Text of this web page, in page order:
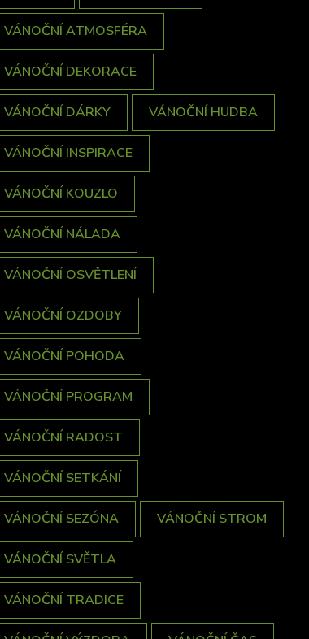
VÁNOČNÍ ATMOSFÉRA
VÁNOČNÍ DEKORACE
VÁNOČNÍ DÁRKY VÁNOČNÍ HUDBA
VÁNOČNÍ INSPIRACE
VÁNOČNÍ KOUZLO
VÁNOČNÍ NÁLADA
VÁNOČNÍ OSVĚTLENÍ
VÁNOČNÍ OZDOBY
VÁNOČNÍ POHODA
VÁNOČNÍ PROGRAM
VÁNOČNÍ RADOST
VÁNOČNÍ SETKÁNÍ
VÁNOČNÍ SEZÓNA VÁNOČNÍ STROM
VÁNOČNÍ SVĚTLA
VÁNOČNÍ TRADICE